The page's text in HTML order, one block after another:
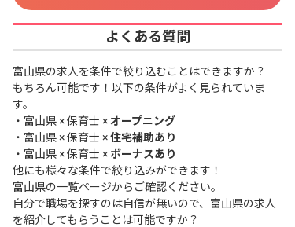
よくある質問
富山県の求人を条件で絞り込むことはできますか？
もちろん可能です！以下の条件がよく見られていま
す。
・ 富山県 × 保育士 ×オープニング
・ 富山県 × 保育士 ×住宅補助あり
・ 富山県 × 保育士 ×ボーナスあり
他にも様々な条件で絞り込みができます！
富山県の一覧ページからご確認ください。
自分で職場を探すのは自信が無いので、富山県の求人
を紹介してもらうことは可能ですか？